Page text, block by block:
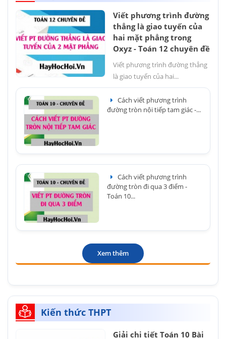
Viết phương trình đường
thẳng là giao tuyến của
hai mặt phẳng trong
Oxyz - Toán 12 chuyên đề
Viết phương trình đường thẳng
là giao tuyến của hai...
Cách viết phương trình
đường tròn nội tiếp tam giác -...
Cách viết phương trình
đường tròn đi qua 3 điểm -
Toán 10...
Xem thêm
Kiến thức THPT
Giải chi tiết Toán 10 Bài